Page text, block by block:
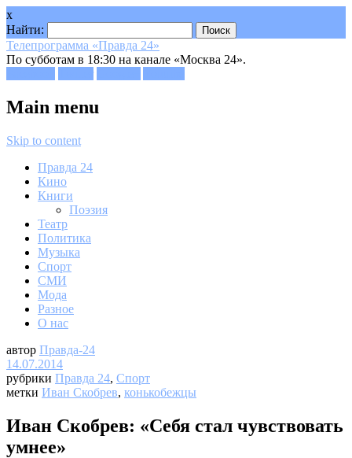
x
Найти:
Телепрограмма «Правда 24»
По субботам в 18:30 на канале «Москва 24».
Main menu
Skip to content
Правда 24
Кино
Книги
Поэзия
Театр
Политика
Музыка
Спорт
СМИ
Мода
Разное
О нас
автор Правда-24
14.07.2014
рубрики Правда 24, Спорт
метки Иван Скобрев, конькобежцы
Иван Скобрев: «Себя стал чувствовать
умнее»